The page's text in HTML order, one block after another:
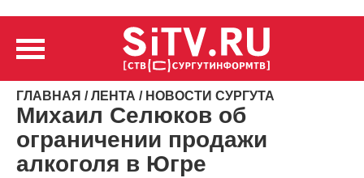
ГЛАВНАЯ /ЛЕНТА / НОВОСТИ СУРГУТА
Михаил Селюков об
ограничении продажи
алкоголя в Югре